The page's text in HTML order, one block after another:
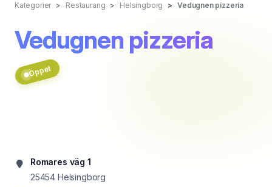
Kategorier Restaurang Helsingborg Vedugnen pizzeria
Vedugnen pizzeria
Öppet
Romares väg 1
25454 Helsingborg